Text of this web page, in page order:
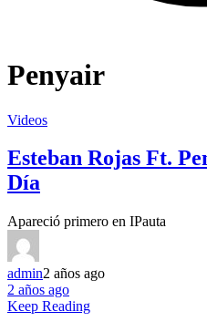
Penyair
Videos
Esteban Rojas Ft.
Día
Apareció primero en IPauta
admin2 años ago
2 años ago
Keep Reading